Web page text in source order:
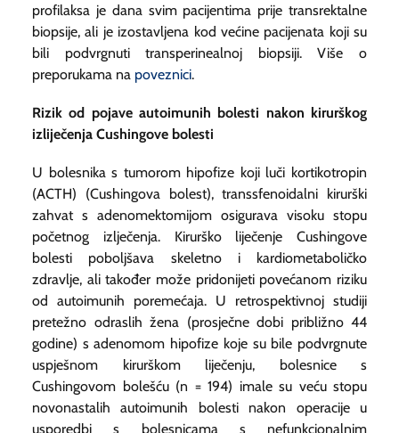
profilaksa je dana svim pacijentima prije transrektalne
biopsije, ali je izostavljena kod većine pacijenata koji su
bili podvrgnuti transperinealnoj biopsiji. Više o
preporukama na poveznici.
Rizik od pojave autoimunih bolesti nakon kirurškog
izliječenja Cushingove bolesti
U bolesnika s tumorom hipofize koji luči kortikotropin
(ACTH) (Cushingova bolest), transsfenoidalni kirurški
zahvat s adenomektomijom osigurava visoku stopu
početnog izlječenja. Kirurško liječenje Cushingove
bolesti poboljšava skeletno i kardiometaboličko
zdravlje, ali također može pridonijeti povećanom riziku
od autoimunih poremećaja. U retrospektivnoj studiji
pretežno odraslih žena (prosječne dobi približno 44
godine) s adenomom hipofize koje su bile podvrgnute
uspješnom kirurškom liječenju, bolesnice s
Cushingovom bolešću (n = 194) imale su veću stopu
novonastalih autoimunih bolesti nakon operacije u
usporedbi s bolesnicama s nefunkcionalnim